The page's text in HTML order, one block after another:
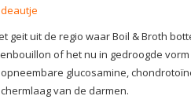
geit uit de regio waar Boil & Broth
of het nu in gedroogde
glucosamine,
van de darmen.